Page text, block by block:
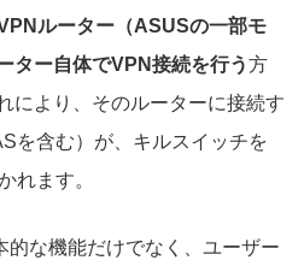
ルーター（ASUSの一部モ
ター自体でVPN接続を行う方
により、そのルーターに接続す
を含む）が、キルスイッチを
れます。
的な機能だけでなく、ユーザー